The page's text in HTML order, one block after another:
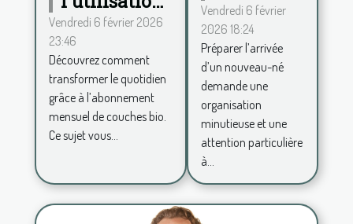
des couches
bio via un
abonnement
mensuel
Vendredi 6 février 2026
23:46
Découvrez comment
transformer le quotidien
grâce à l’abonnement
mensuel de couches bio.
Ce sujet vous...
votre
maison à
l'arrivée
d'un
nouveau-
né?
Vendredi 6 février
2026 18:24
Préparer l’arrivée
d’un nouveau-né
demande une
organisation
minutieuse et une
attention particulière
à...